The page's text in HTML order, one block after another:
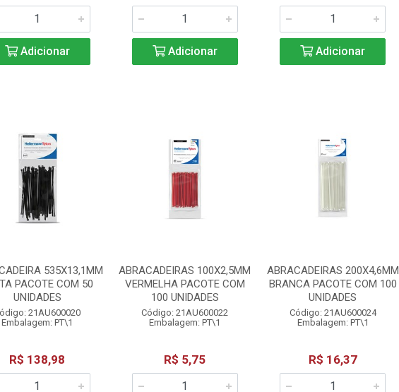
Adicionar Adicionar Adicionar
535X13,1MM
PACOTE COM 50
UNIDADES
21AU600020
Embalagem: PT\1
R$ 138,98
ABRACADEIRAS 100X2,5MM
VERMELHA PACOTE COM
100 UNIDADES
Código: 21AU600022
Embalagem: PT\1
R$ 5,75
ABRACADEIRAS 200X4,6MM
BRANCA PACOTE COM 100
UNIDADES
Código: 21AU600024
Embalagem: PT\1
R$ 16,37